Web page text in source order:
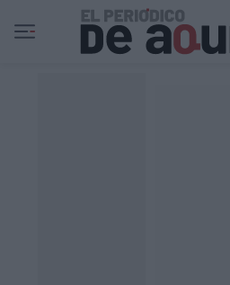
Ir al contenido principal